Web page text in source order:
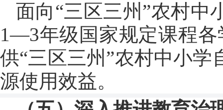
面向“三区三州”农村中
1—3年级国家规定课程
供“三区三州”农村中小
源使用效益。